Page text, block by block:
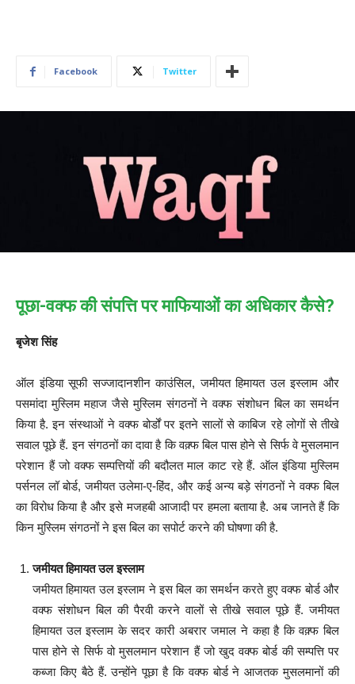
Facebook Twitter
पूछा-वक्फ की संपत्ति पर माफियाओं का अधिकार कैसे?
बृजेश सिंह
ऑल इंडिया सूफी सज्जादानशीन काउंसिल, जमीयत हिमायत उल इस्लाम और
पसमांदा मुस्लिम महाज जैसे मुस्लिम संगठनों ने वक्फ संशोधन बिल का समर्थन
किया है. इन संस्थाओं ने वक्फ बोर्डों पर इतने सालों से काबिज रहे लोगों से तीखे
सवाल पूछे हैं. इन संगठनों का दावा है कि वक़्फ बिल पास होने से सिर्फ वे मुसलमान
परेशान हैं जो वक्फ सम्पत्तियों की बदौलत माल काट रहे हैं. ऑल इंडिया मुस्लिम
पर्सनल लॉ बोर्ड, जमीयत उलेमा-ए-हिंद, और कई अन्य बड़े संगठनों ने वक्फ बिल
का विरोध किया है और इसे मजहबी आजादी पर हमला बताया है. अब जानते हैं कि
किन मुस्लिम संगठनों ने इस बिल का सपोर्ट करने की घोषणा की है.
जमीयत हिमायत उल इस्लाम
जमीयत हिमायत उल इस्लाम ने इस बिल का समर्थन करते हुए वक्फ बोर्ड और
वक्फ संशोधन बिल की पैरवी करने वालों से तीखे सवाल पूछे हैं. जमीयत
हिमायत उल इस्लाम के सदर कारी अबरार जमाल ने कहा है कि वक़्फ बिल
पास होने से सिर्फ वो मुसलमान परेशान हैं जो खुद वक्फ बोर्ड की सम्पत्ति पर
कब्जा किए बैठे हैं. उन्होंने पूछा है कि वक्फ बोर्ड ने आजतक मुसलमानों की